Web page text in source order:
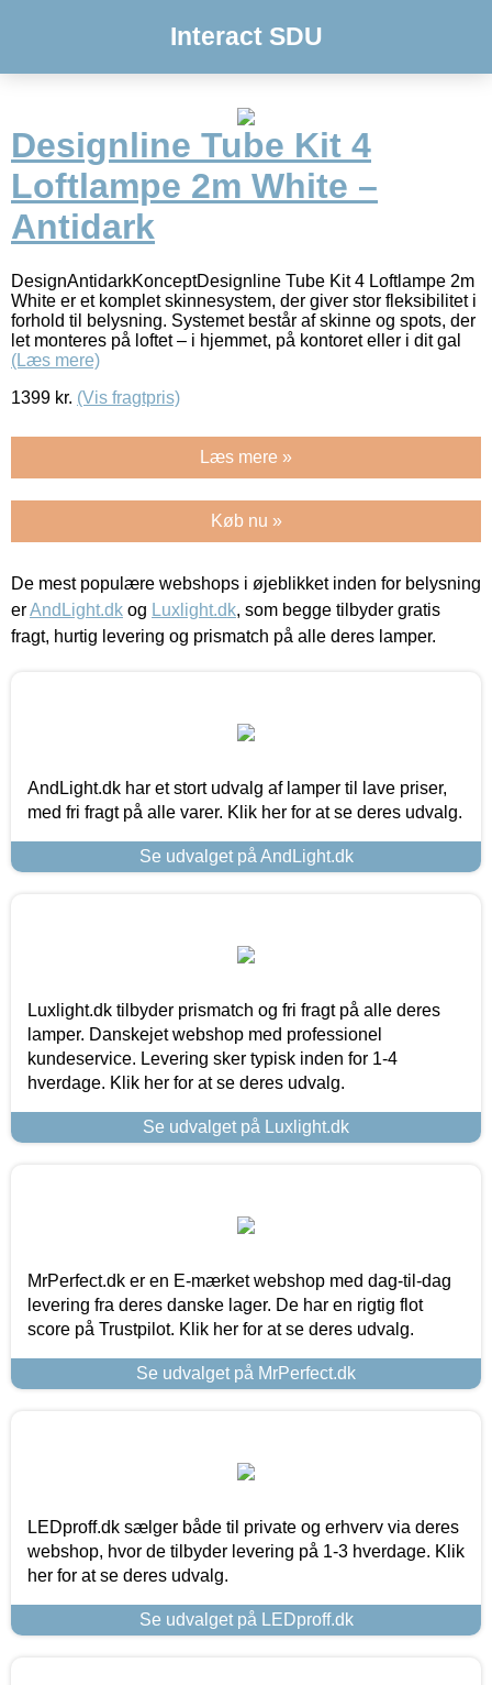
Interact SDU
Designline Tube Kit 4
Loftlampe 2m White –
Antidark
DesignAntidarkKonceptDesignline Tube Kit 4 Loftlampe 2m
White er et komplet skinnesystem, der giver stor fleksibilitet i
forhold til belysning. Systemet består af skinne og spots, der
let monteres på loftet – i hjemmet, på kontoret eller i dit gal
(Læs mere)
1399 kr. (Vis fragtpris)
Læs mere »
Køb nu »
De mest populære webshops i øjeblikket inden for belysning
erAndLight.dk og Luxlight.dk, som begge tilbyder gratis
fragt, hurtig levering og prismatch på alle deres lamper.
AndLight.dk har et stort udvalg af lamper til lave priser,
med fri fragt på alle varer. Klik her for at se deres udvalg.
Se udvalget på AndLight.dk
Luxlight.dk tilbyder prismatch og fri fragt på alle deres
lamper. Danskejet webshop med professionel
kundeservice. Levering sker typisk inden for 1-4
hverdage. Klik her for at se deres udvalg.
Se udvalget på Luxlight.dk
MrPerfect.dk er en E-mærket webshop med dag-til-dag
levering fra deres danske lager. De har en rigtig flot
score på Trustpilot. Klik her for at se deres udvalg.
Se udvalget på MrPerfect.dk
LEDproff.dk sælger både til private og erhverv via deres
webshop, hvor de tilbyder levering på 1-3 hverdage. Klik
her for at se deres udvalg.
Se udvalget på LEDproff.dk